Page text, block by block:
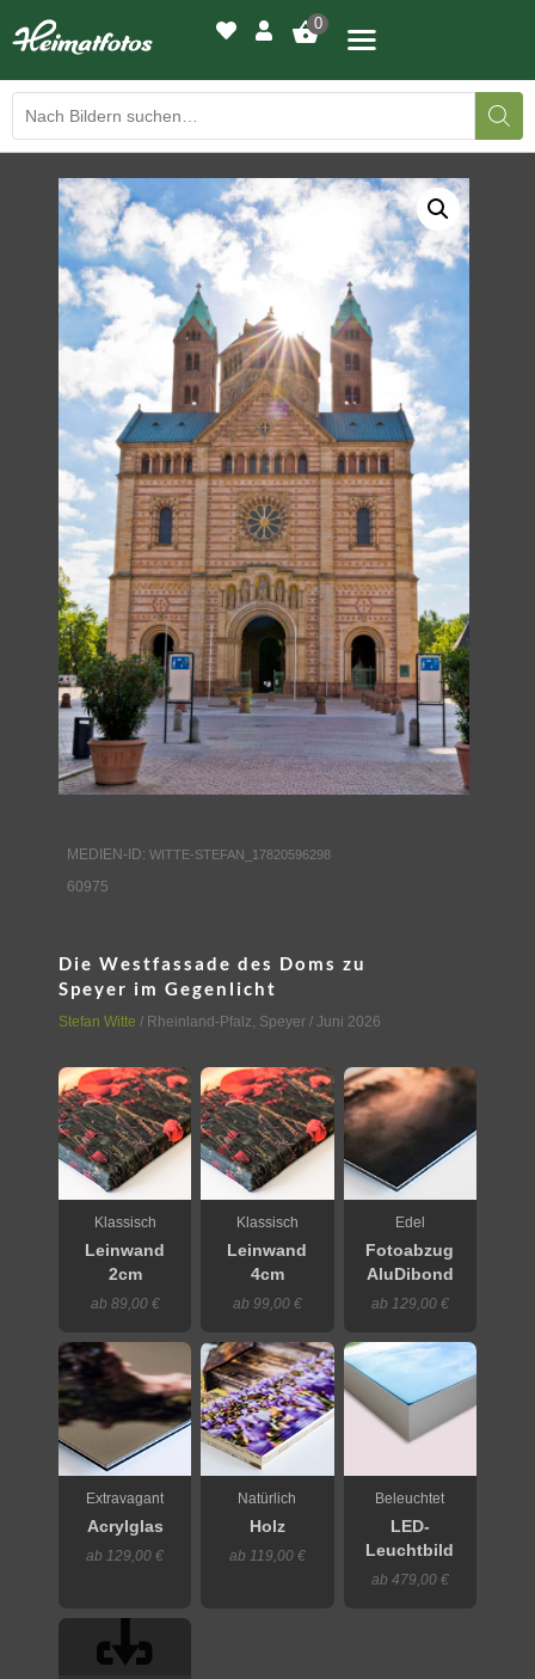
0
BILDERGALERIE
DRUCKQUALITÄTEN
LED-LEUCHTBILDER
WIR DRUCKEN IHR BILD
AUSSTELLUNGEN
HEIMATLICHTER
KONTAKT
MEDIEN-ID: WITTE-STEFAN_17820596298
60975
Die Westfassade des Doms zu
Speyer im Gegenlicht
Stefan Witte / Rheinland-Pfalz, Speyer / Juni 2026
Klassisch
Leinwand
2cm
ab 89,00 €
Klassisch
Leinwand
4cm
ab 99,00 €
Edel
Fotoabzug
AluDibond
ab 129,00 €
Extravagant
Acrylglas
ab 129,00 €
Natürlich
Holz
ab 119,00 €
Beleuchtet
LED-
Leuchtbild
ab 479,00 €